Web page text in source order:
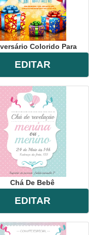
Colorido Para
EDITAR
Chá De Bebê
EDITAR